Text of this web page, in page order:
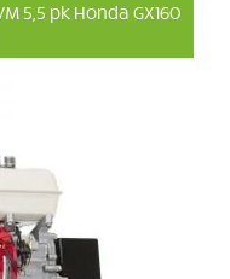
5,5 pk Honda GX160